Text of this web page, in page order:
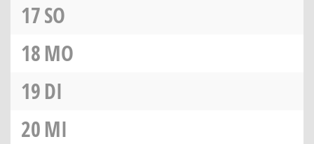
17SO
18MO
19DI
20MI